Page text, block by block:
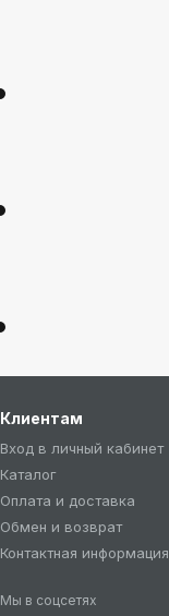
Клиентам
Вход в личный кабинет
Каталог
Оплата и доставка
Обмен и возврат
Контактная информация
Мы в соцсетях